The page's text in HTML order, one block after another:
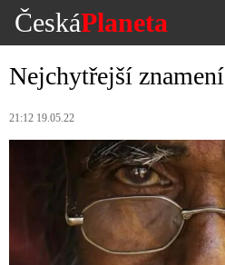
ČeskáPlaneta
Nejchytřejší
21:12 19.05.22